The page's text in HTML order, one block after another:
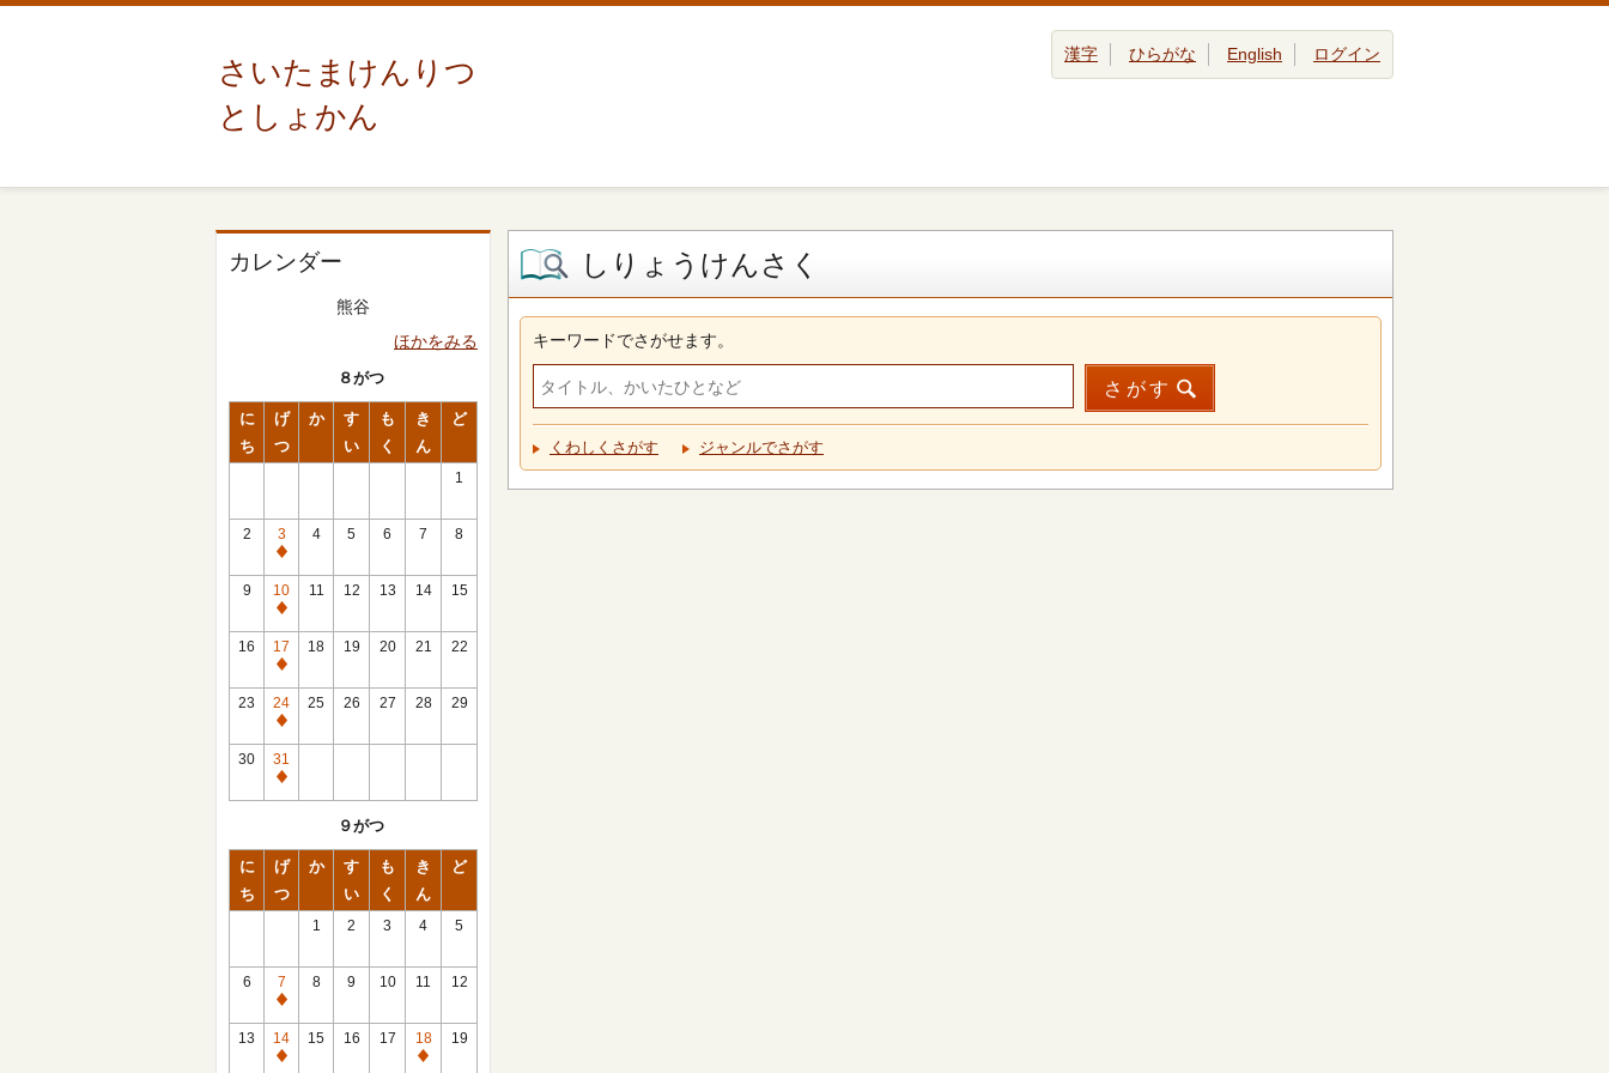
さいたまけんりつ
としょかん
漢字 ひらがな English ログイン
カレンダー
熊谷
ほかをみる
８がつ
に
ち
げ
つ
か
す
い
も
く
き
ん
ど
1
2
3
休
館
日
4 5 6 7 8
9
10
休
館
日
11 12 13 14 15
16
17
休
館
日
18 19 20 21 22
23
24
休
館
日
25 26 27 28 29
30
31
休
９がつ
に
ち
げ
つ
か
す
い
も
く
き
ん
ど
1 2 3 4 5
6
7
休
館
日
8 9 10 11 12
13
14
休
15 16 17
18
休
19
しりょうけんさく
キーワードでさがせます。
さがす
くわしくさがす ジャンルでさがす